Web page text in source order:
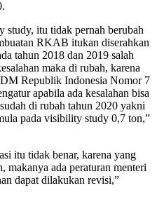
itu tidak pernah berubah
RKAB itukan diserahkan
tahun 2018 dan 2019 salah
maka di rubah, karena
Republik Indonesia Nomor 7
apabila ada kesalahan bisa
di rubah tahun 2020 yakni
pada visibility study 0,7 ton,”
itu tidak benar, karena yang
makanya ada peraturan menteri
dapat dilakukan revisi,”